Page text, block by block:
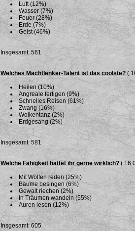
Luft (12%)
Wasser (7%)
Feuer (28%)
Erde (7%)
Geist (46%)
Insgesamt: 561
Welches Machtlenker-Talent ist das coolste? (
Heilen (10%)
Angreale fertigen (9%)
Schnelles Reisen (61%)
Zwang (16%)
Wolkentanz (2%)
Erdgesang (2%)
Insgesamt: 581
Welche Fähigkeit hättet ihr gerne wirklich? (
Mit Wölfen reden (25%)
Bäume besingen (6%)
Gewalt riechen (2%)
In Träumen wandeln (55%)
Auren lesen (12%)
Insgesamt: 605